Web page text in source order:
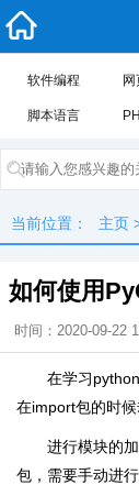
软件编程
脚本语言
当前位置： 主页
如何使用
时间：2020-09-22
在学习
在import包的时
进行模块的
包，需要手动进